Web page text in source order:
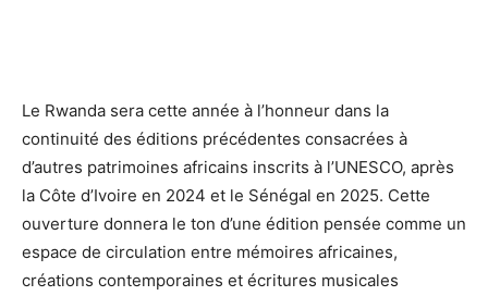
Le Rwanda sera cette année à l’honneur dans la
continuité des éditions précédentes consacrées à
d’autres patrimoines africains inscrits à l’UNESCO, après
la Côte d’Ivoire en 2024 et le Sénégal en 2025. Cette
ouverture donnera le ton d’une édition pensée comme un
espace de circulation entre mémoires africaines,
créations contemporaines et écritures musicales